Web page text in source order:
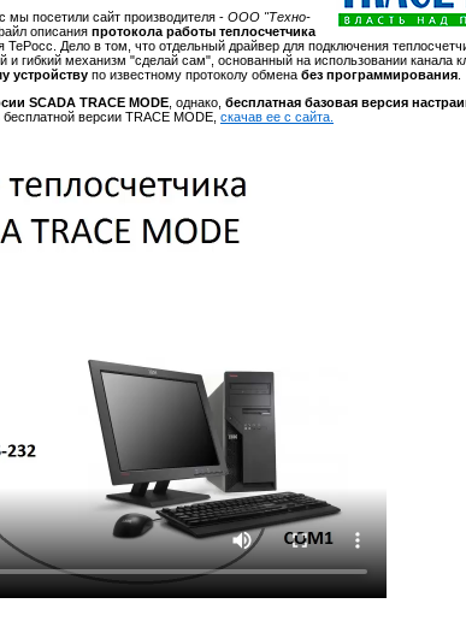
мы посетили сайт производителя - ООО "Техно-
описания протокола работы теплосчетчика
Дело в том, что отдельный драйвер для подключения
и гибкий механизм "сделай сам", основанный на использовании канала
устройству по известному протоколу обмена без программирования
SCADA TRACE MODE , однако, бесплатная базовая версия
версии TRACE MODE, скачав ее с сайта.